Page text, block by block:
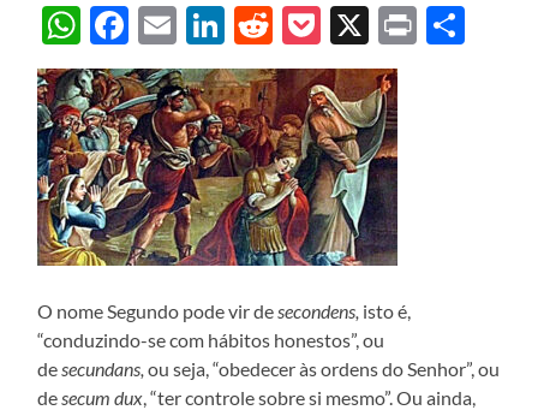
WhatsApp
Facebook
EmailLinkedIn
Reddit
Pocket
X Print
O nome Segundo pode vir desecondens, isto é,
“conduzindo-se com hábitos honestos”, ou
desecundans, ou seja, “obedecer às ordens do Senhor”, ou
desecum dux, “ter controle sobre si mesmo”. Ou ainda,